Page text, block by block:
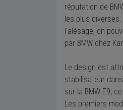
réputation de
les plus
l'alésage, on
par BMW chez
Le design est
stabilisateur
sur la BMW E9,
Les premiers